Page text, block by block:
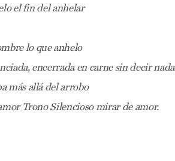
el fin del anhelar
lo que anhelo
encerrada en carne sin decir nada
más allá del arrobo
Trono Silencioso mirar de amor.